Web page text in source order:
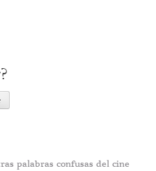
palabras confusas del cine